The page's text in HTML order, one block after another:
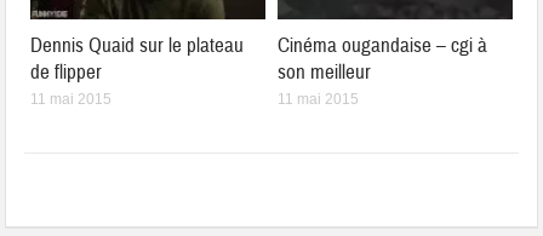
Dennis Quaid sur le plateau
de flipper
11 mai 2015
Cinéma ougandaise – cgi à
son meilleur
11 mai 2015